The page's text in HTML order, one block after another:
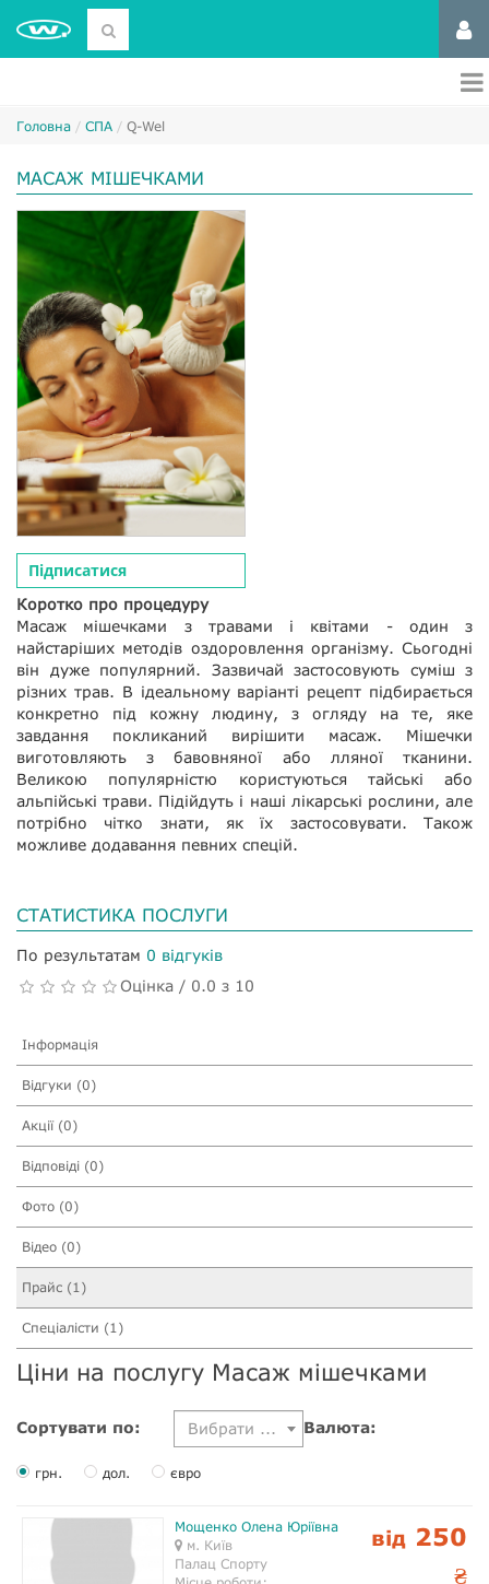
Головна СПА Q-Wel
МАСАЖ МІШЕЧКАМИ
Підписатися
Коротко про процедуру
Масаж мішечками з травами і квітами - один з
найстаріших методів оздоровлення організму. Сьогодні
він дуже популярний. Зазвичай застосовують суміш з
різних трав. В ідеальному варіанті рецепт підбирається
конкретно під кожну людину, з огляду на те, яке
завдання покликаний вирішити масаж. Мішечки
виготовляють з бавовняної або лляної тканини.
Великою популярністю користуються тайські або
альпійські трави. Підійдуть і наші лікарські рослини, але
потрібно чітко знати, як їх застосовувати. Також
можливе додавання певних спецій.
СТАТИСТИКА ПОСЛУГИ
По результатам 0 відгуків
Оцінка / 0.0 з 10
Інформація
Відгуки (0)
Акції (0)
Відповіді (0)
Фото (0)
Відео (0)
Прайс (1)
Спеціалісти (1)
Ціни на послугу Масаж мішечками
Сортувати по: Вибрати ... Валюта:
грн. дол. євро
Мощенко Олена Юріївна
м. Київ
Палац Спорту
від 250
₴